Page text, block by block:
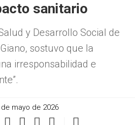
sanitario
y Desarrollo Social de
sostuvo que la
irresponsabilidad e
de mayo de 2026